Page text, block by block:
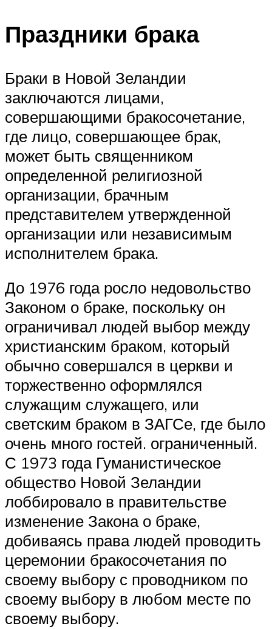
Праздники брака
Браки в Новой Зеландии
заключаются лицами,
совершающими бракосочетание,
где лицо, совершающее брак,
может быть священником
определенной религиозной
организации, брачным
представителем утвержденной
организации или независимым
исполнителем брака.
До 1976 года росло недовольство
Законом о браке, поскольку он
ограничивал людей выбор между
христианским браком, который
обычно совершался в церкви и
торжественно оформлялся
служащим служащего, или
светским браком в ЗАГСе, где было
очень много гостей. ограниченный.
С 1973 года Гуманистическое
общество Новой Зеландии
лоббировало в правительстве
изменение Закона о браке,
добиваясь права людей проводить
церемонии бракосочетания по
своему выбору с проводником по
своему выбору в любом месте по
своему выбору.